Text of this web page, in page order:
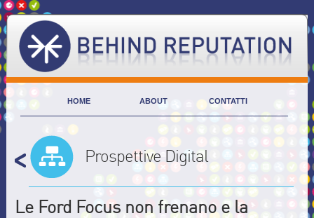
HOME ABOUT CONTATTI
Prospettive Digital
Le Ford Focus non frenano e la